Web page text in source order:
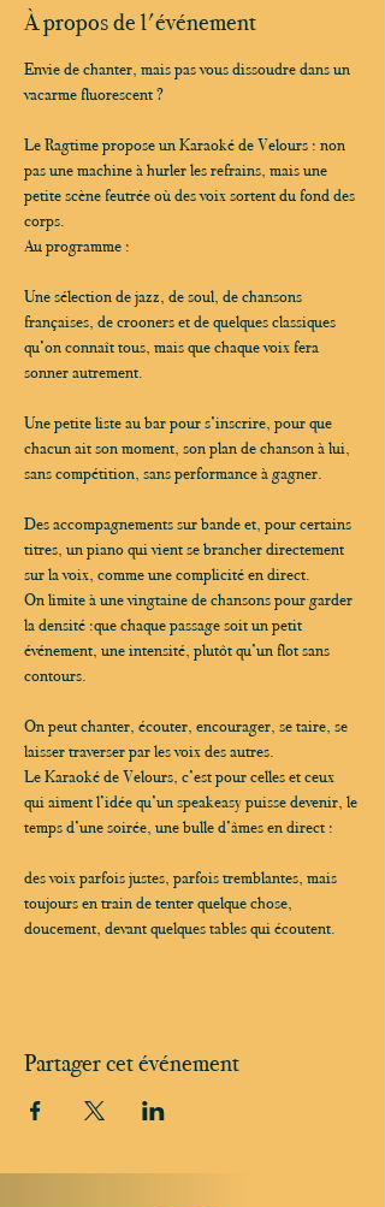
À propos de l'événement
Envie de chanter, mais pas vous dissoudre dans un
vacarme fluorescent ?
Le Ragtime propose un Karaoké de Velours : non
pas une machine à hurler les refrains, mais une
petite scène feutrée où des voix sortent du fond des
corps.
Au programme :
Une sélection de jazz, de soul, de chansons
françaises, de crooners et de quelques classiques
qu’on connaît tous, mais que chaque voix fera
sonner autrement.
Une petite liste au bar pour s’inscrire, pour que
chacun ait son moment, son plan de chanson à lui,
sans compétition, sans performance à gagner.
Des accompagnements sur bande et, pour certains
titres, un piano qui vient se brancher directement
sur la voix, comme une complicité en direct.
On limite à une vingtaine de chansons pour garder
la densité :que chaque passage soit un petit
événement, une intensité, plutôt qu’un flot sans
contours.
On peut chanter, écouter, encourager, se taire, se
laisser traverser par les voix des autres.
Le Karaoké de Velours, c’est pour celles et ceux
qui aiment l’idée qu’un speakeasy puisse devenir, le
temps d’une soirée, une bulle d’âmes en direct :
des voix parfois justes, parfois tremblantes, mais
toujours en train de tenter quelque chose,
doucement, devant quelques tables qui écoutent.
Partager cet événement